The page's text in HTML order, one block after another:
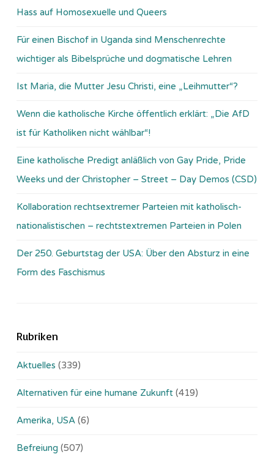
Hass auf Homosexuelle und Queers
Für einen Bischof in Uganda sind Menschenrechte
wichtiger als Bibelsprüche und dogmatische Lehren
Ist Maria, die Mutter Jesu Christi, eine „Leihmutter“?
Wenn die katholische Kirche öffentlich erklärt: „Die AfD
ist für Katholiken nicht wählbar“!
Eine katholische Predigt anläßlich von Gay Pride, Pride
Weeks und der Christopher – Street – Day Demos (CSD)
Kollaboration rechtsextremer Parteien mit katholisch-
nationalistischen – rechtstextremen Parteien in Polen
Der 250. Geburtstag der USA: Über den Absturz in eine
Form des Faschismus
Rubriken
Aktuelles (339)
Alternativen für eine humane Zukunft (419)
Amerika, USA (6)
Befreiung (507)